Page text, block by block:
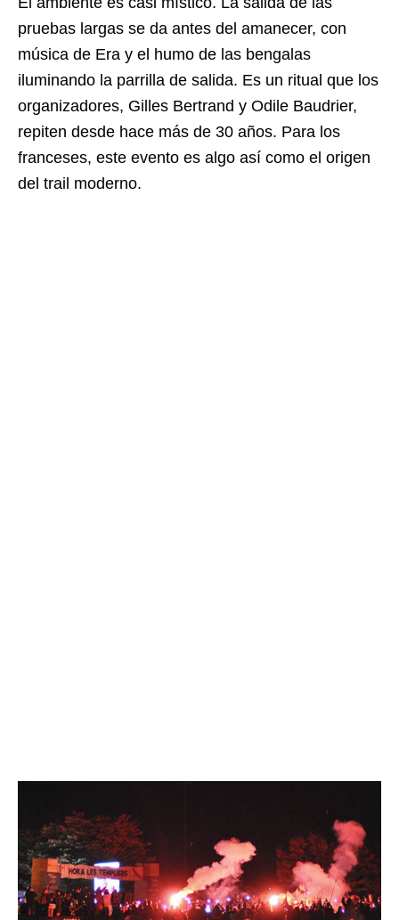
pruebas largas se da antes del amanecer, con
música de Era y el humo de las bengalas
iluminando la parrilla de salida. Es un ritual que los
organizadores, Gilles Bertrand y Odile Baudrier,
repiten desde hace más de 30 años. Para los
franceses, este evento es algo así como el origen
del trail moderno.